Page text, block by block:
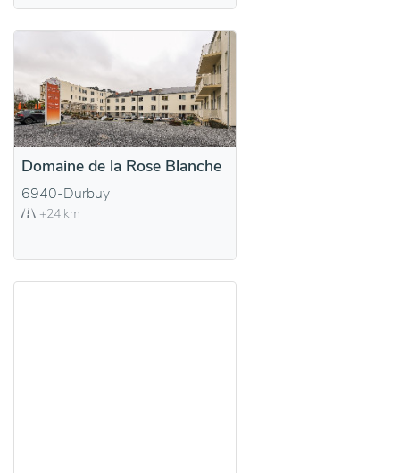
Domaine de la Rose Blanche
6940-Durbuy
+24 km